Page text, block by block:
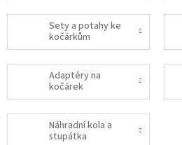
Sety a potahy ke
kočárkům
Adaptéry na
kočárek
Náhradní kola a
stupátka